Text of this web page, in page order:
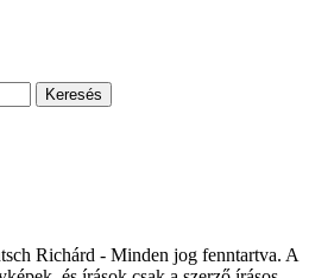
Keresés
Richárd - Minden jog fenntartva. A